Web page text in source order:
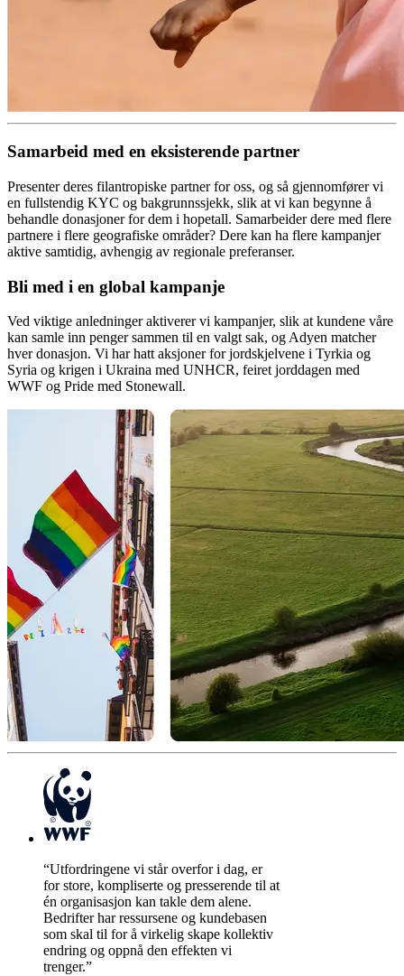
Samarbeid med en eksisterende partner
Presenter deres filantropiske partner for oss, og så gjennomfører vi
en fullstendig KYC og bakgrunnssjekk, slik at vi kan begynne å
behandle donasjoner for dem i hopetall. Samarbeider dere med flere
partnere i flere geografiske områder? Dere kan ha flere kampanjer
aktive samtidig, avhengig av regionale preferanser.
Bli med i en global kampanje
Ved viktige anledninger aktiverer vi kampanjer, slik at kundene våre
kan samle inn penger sammen til en valgt sak, og Adyen matcher
hver donasjon. Vi har hatt aksjoner for jordskjelvene i Tyrkia og
Syria og krigen i Ukraina med UNHCR, feiret jorddagen med
WWF og Pride med Stonewall.
“Utfordringene vi står overfor i dag, er
for store, kompliserte og presserende til at
én organisasjon kan takle dem alene.
Bedrifter har ressursene og kundebasen
som skal til for å virkelig skape kollektiv
endring og oppnå den effekten vi
trenger.”